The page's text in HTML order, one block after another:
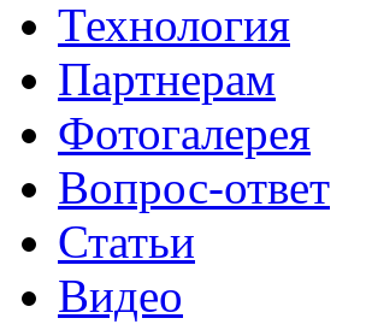
Технология
Партнерам
Фотогалерея
Вопрос-ответ
Статьи
Видео